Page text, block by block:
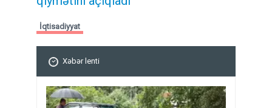
İqtisadiyyat
Xəbər lenti